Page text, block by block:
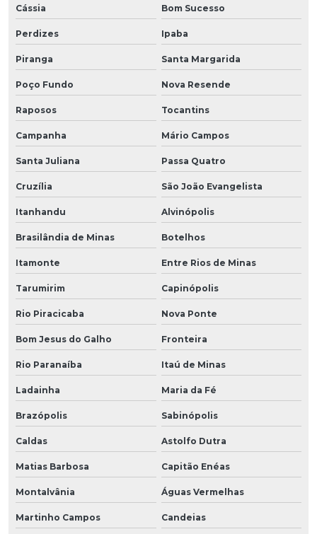
Cássia Bom Sucesso
Perdizes Ipaba
Piranga Santa Margarida
Poço Fundo Nova Resende
Raposos Tocantins
Campanha Mário Campos
Santa Juliana Passa Quatro
Cruzília São João Evangelista
Itanhandu Alvinópolis
Brasilândia de Minas Botelhos
Itamonte Entre Rios de Minas
Tarumirim Capinópolis
Rio Piracicaba Nova Ponte
Bom Jesus do Galho Fronteira
Rio Paranaíba Itaú de Minas
Ladainha Maria da Fé
Brazópolis Sabinópolis
Caldas Astolfo Dutra
Matias Barbosa Capitão Enéas
Montalvânia Águas Vermelhas
Martinho Campos Candeias